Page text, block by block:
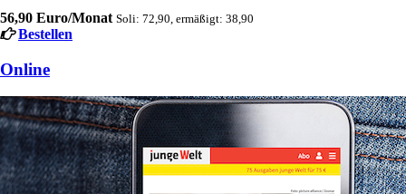
56,90 Euro/Monat Soli: 72,90, ermäßigt: 38,90
Bestellen
Online